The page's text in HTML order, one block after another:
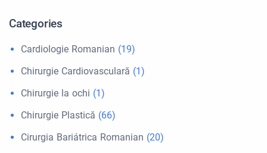
Categories
Cardiologie Romanian (19)
Chirurgie Cardiovasculară (1)
Chirurgie la ochi (1)
Chirurgie Plastică (66)
Cirurgia Bariátrica Romanian (20)